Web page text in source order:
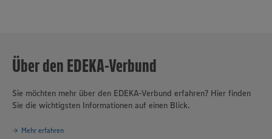
Über den EDEKA-Verbund
Sie möchten mehr über den EDEKA-Verbund erfahren? Hier finden
Sie die wichtigsten Informationen auf einen Blick.
Mehr erfahren